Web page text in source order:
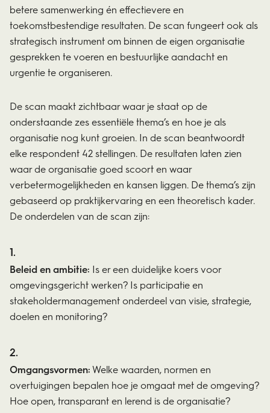
betere samenwerking én effectievere en
toekomstbestendige resultaten. De scan fungeert ook als
strategisch instrument om binnen de eigen organisatie
gesprekken te voeren en bestuurlijke aandacht en
urgentie te organiseren.
De scan maakt zichtbaar waar je staat op de
onderstaande zes essentiële thema’s en hoe je als
organisatie nog kunt groeien. In de scan beantwoordt
elke respondent 42 stellingen. De resultaten laten zien
waar de organisatie goed scoort en waar
verbetermogelijkheden en kansen liggen. De thema’s zijn
gebaseerd op praktijkervaring en een theoretisch kader.
De onderdelen van de scan zijn:
Beleid en ambitie: Is er een duidelijke koers voor
omgevingsgericht werken? Is participatie en
stakeholdermanagement onderdeel van visie, strategie,
doelen en monitoring?
Omgangsvormen:Welke waarden, normen en
overtuigingen bepalen hoe je omgaat met de omgeving?
Hoe open, transparant en lerend is de organisatie?